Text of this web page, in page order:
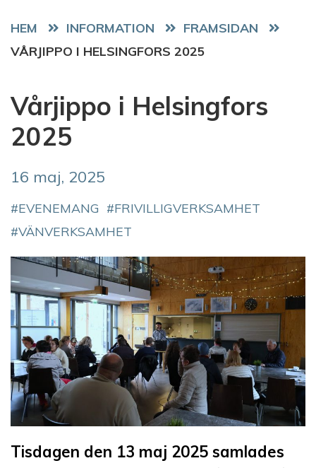
HEM
FRAMSIDAN
VÅRJIPPO I HELSINGFORS 2025
Vårjippo i Helsingfors
2025
16 maj, 2025
EVENEMANG
FRIVILLIGVERKSAMHET
VÄNVERKSAMHET
Tisdagen den 13 maj 2025 samlades